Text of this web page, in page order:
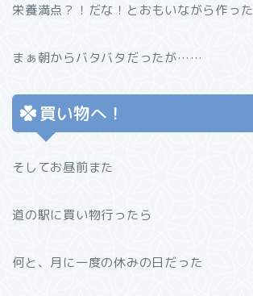
栄養満点？！だな！とおもいながら作った
まぁ朝からバタバタだったが……
買い物へ！
そしてお昼前また
道の駅に買い物行ったら
何と、月に一度の休みの日だった